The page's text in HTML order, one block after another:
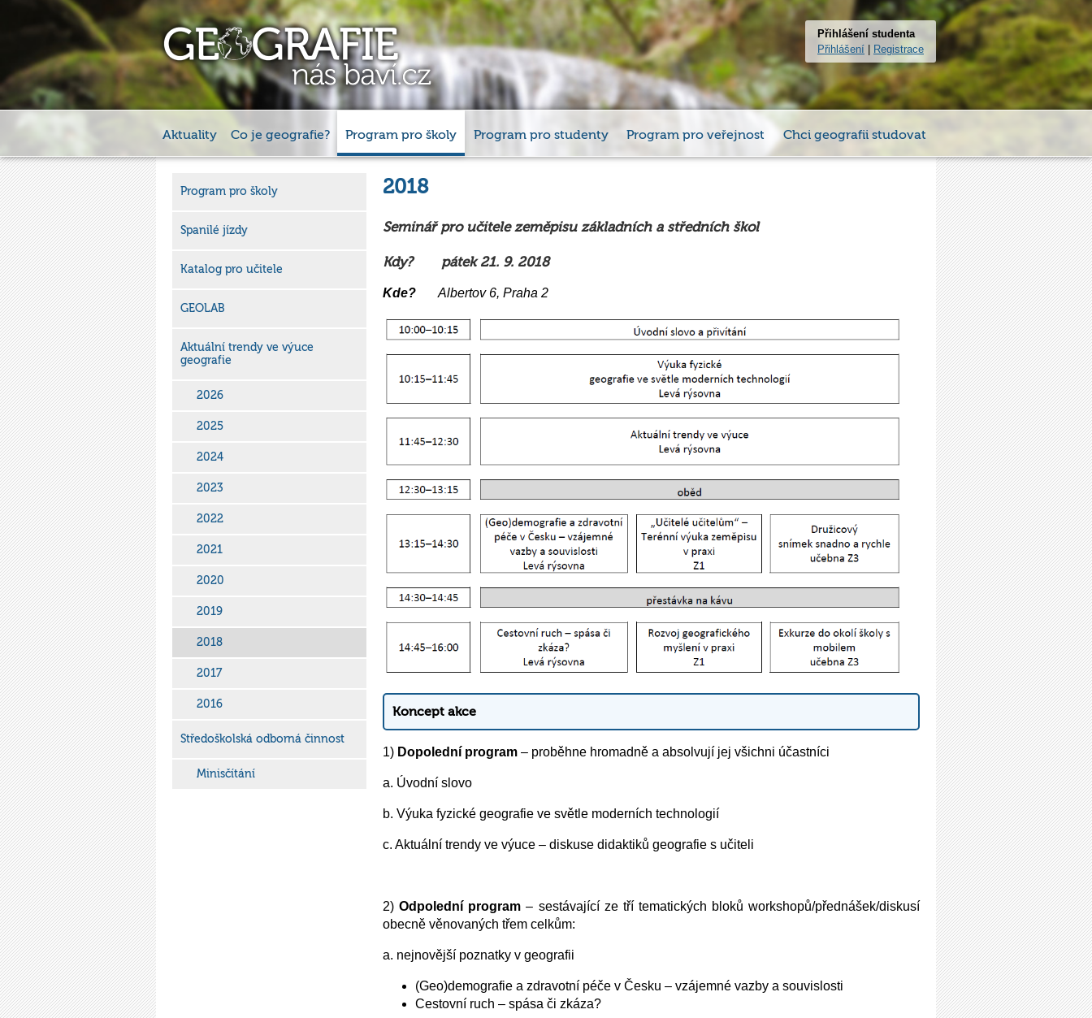
Přihlášení studenta
Přihlášení
Registrace
Aktuality Co je geografie? Program pro školy Program pro studenty Program pro veřejnost Chci geografii studovat
Program pro školy
Spanilé jízdy
Katalog pro učitele
GEOLAB
Aktuální trendy ve výuce
geografie
2026
2025
2024
2023
2022
2021
2020
2019
2018
2017
2016
Středoškolská odborná činnost
Minisčítání
2018
Seminář pro učitele zeměpisu základních a středních škol
Kdy? pátek 21. 9. 2018
Kde? Albertov 6, Praha 2
Koncept akce
1) Dopolední program – proběhne hromadně a absolvují jej všichni účastníci
a. Úvodní slovo
b. Výuka fyzické geografie ve světle moderních technologií
c. Aktuální trendy ve výuce – diskuse didaktiků geografie s učiteli
2)Odpolední program – sestávající ze tří tematických bloků workshopů/přednášek/diskusí
obecně věnovaných třem celkům:
a. nejnovější poznatky v geografii
(Geo)demografie a zdravotní péče v Česku – vzájemné vazby a souvislosti
Cestovní ruch – spása či zkáza?